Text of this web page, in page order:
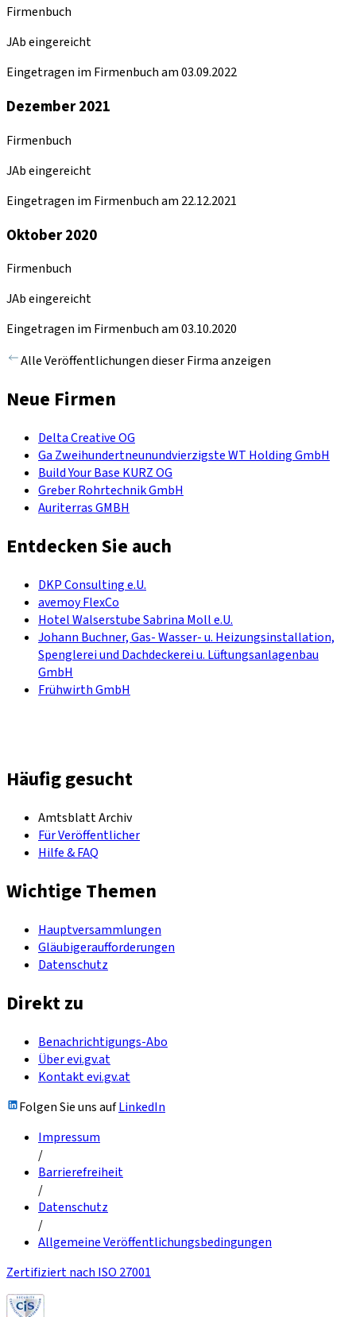
Firmenbuch
JAb eingereicht
Eingetragen im Firmenbuch am 03.09.2022
Dezember 2021
Firmenbuch
JAb eingereicht
Eingetragen im Firmenbuch am 22.12.2021
Oktober 2020
Firmenbuch
JAb eingereicht
Eingetragen im Firmenbuch am 03.10.2020
Alle Veröffentlichungen dieser Firma anzeigen
Neue Firmen
Delta Creative OG
Ga Zweihundertneunundvierzigste WT Holding GmbH
Build Your Base KURZ OG
Greber Rohrtechnik GmbH
Auriterras GMBH
Entdecken Sie auch
DKP Consulting e.U.
avemoy FlexCo
Hotel Walserstube Sabrina Moll e.U.
Johann Buchner, Gas- Wasser- u. Heizungsinstallation,
Spenglerei und Dachdeckerei u. Lüftungsanlagenbau
GmbH
Frühwirth GmbH
Häufig gesucht
Amtsblatt Archiv
Für Veröffentlicher
Hilfe & FAQ
Wichtige Themen
Hauptversammlungen
Gläubigeraufforderungen
Datenschutz
Direkt zu
Benachrichtigungs-Abo
Über evi.gv.at
Kontakt evi.gv.at
Folgen Sie uns aufLinkedIn
Impressum
/
Barrierefreiheit
/
Datenschutz
/
Allgemeine Veröffentlichungsbedingungen
Zertifiziert nach ISO 27001